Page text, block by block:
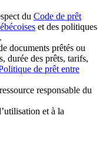
du Code de prêt
et des politiques
documents prêtés ou
durée des prêts, tarifs,
de prêt entre
responsable du
’utilisation et à la